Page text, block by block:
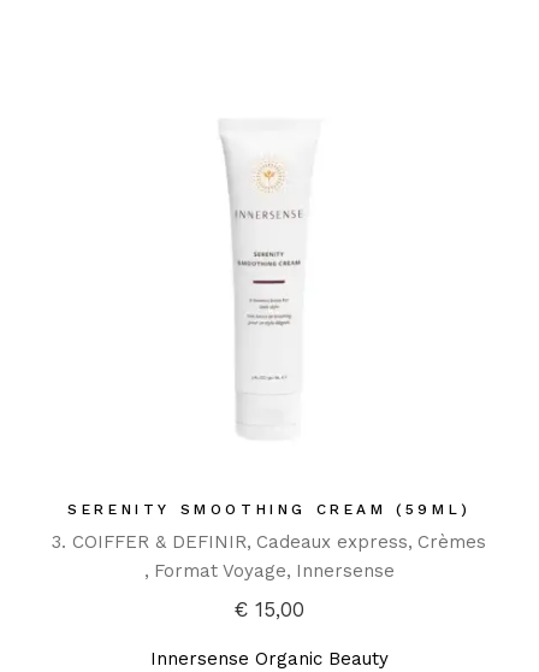
SERENITY SMOOTHING CREAM (59ML)
3. COIFFER & DEFINIR Cadeaux express Crèmes
Format Voyage Innersense
€ 15,00
Innersense Organic Beauty